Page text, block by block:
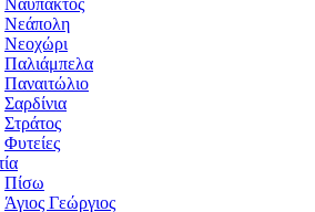
Νεάπολη
Νεοχώρι
Παλιάμπελα
Παναιτώλιο
Σαρδίνια
Στράτος
Φυτείες
Πίσω
Άγιος Γεώργιος